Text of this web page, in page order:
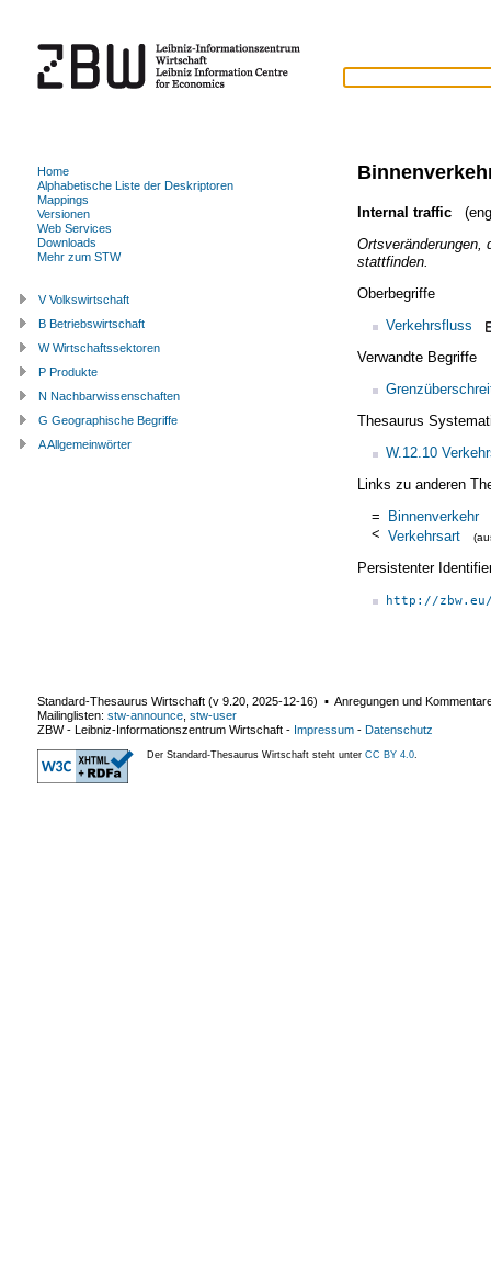
Internal traffic
Ortsveränderungen,
stattfinden.
Oberbegriffe
Verkehrsfluss
Verwandte Begriffe
Thesaurus
W.12.10
Links zu anderen
= Binnenverkehr
< Verkehrsart
Persistenter
http://
Home
Alphabetische Liste der Deskriptoren
Mappings
Versionen
Web Services
Downloads
Mehr zum STW
V Volkswirtschaft
B Betriebswirtschaft
W Wirtschaftssektoren
P Produkte
N Nachbarwissenschaften
G Geographische Begriffe
A Allgemeinwörter
Standard-Thesaurus Wirtschaft (v 9.20 2025-12-16) ▪ Anregungen und
Mailinglisten: stw-announce stw-user
ZBW - Leibniz-Informationszentrum Wirtschaft - Impressum - Datenschutz
Der Standard-Thesaurus Wirtschaft steht unter CC BY 4.0